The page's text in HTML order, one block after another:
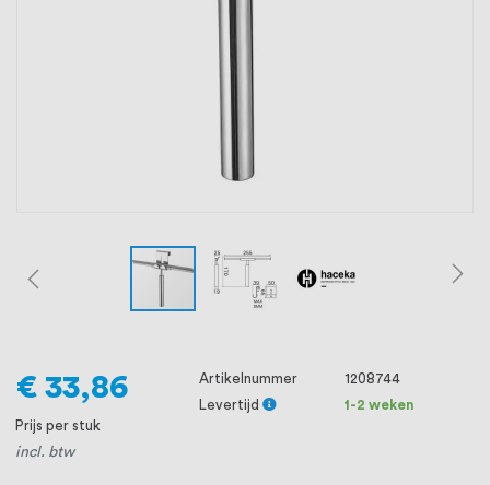
ons voorop, want we geloven dat een
goede relatie met onze klanten het
€ 33,86
Prijs per stuk
incl. btw
Artikelnummer
1208744
Levertijd
1-2 weken